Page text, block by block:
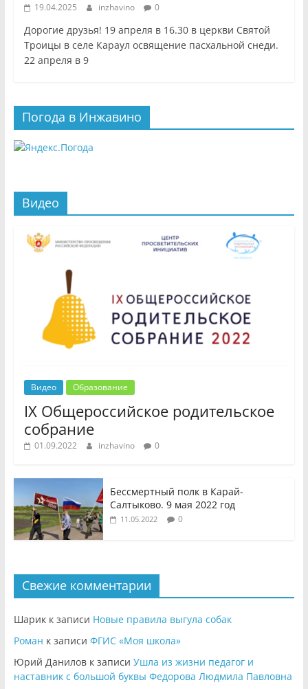
19.04.2025 inzhavino 0
Дорогие друзья! 19 апреля в 16.30 в церкви Святой
Троицы в селе Караул освящение пасхальной снеди.
22 апреля в 9
Погода в Инжавино
Видео
Видео Образование
IX Общероссийское родительское
собрание
01.09.2022 inzhavino 0
Бессмертный полк в Карай-
Салтыково. 9 мая 2022 год
11.05.2022 0
Свежие комментарии
Шарикк записи Новые правила выгула собак
Роман к записи ФГИС «Моя школа»
Юрий Даниловк записи Ушла из жизни педагог и
наставник с большой буквы Федорова Людмила Павловна